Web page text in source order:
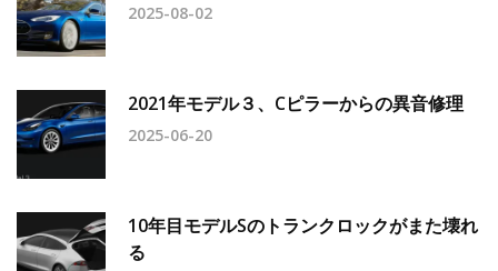
2025-08-02
2021年モデル３、Cピラーからの異音修理
2025-06-20
10年目モデルSのトランクロックがまた壊れ
る